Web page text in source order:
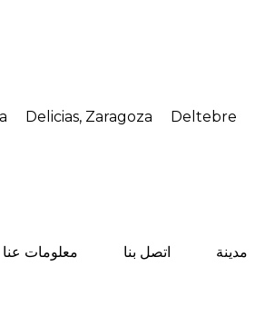
Delicias, Zaragoza Deltebre
معلومات عنا اتصل بنا مدينة